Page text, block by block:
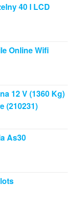
40 l LCD
Online Wifi
12 V (1360 Kg)
(210231)
As30